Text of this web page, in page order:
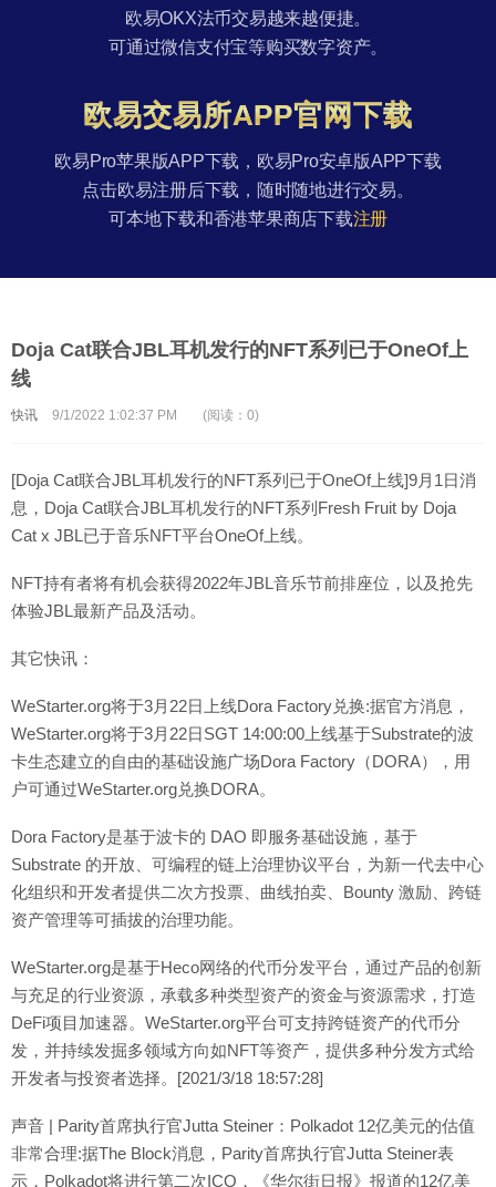
欧易OKX法币交易越来越便捷。
可通过微信支付宝等购买数字资产。
欧易交易所APP官网下载
欧易Pro苹果版APP下载，欧易Pro安卓版APP下载
点击欧易注册后下载，随时随地进行交易。
可本地下载和香港苹果商店下载注册
Doja Cat联合JBL耳机发行的NFT系列已于OneOf上
线
快讯 9/1/2022 1:02:37 PM (阅读：0)
[Doja Cat联合JBL耳机发行的NFT系列已于OneOf上线]9月1日消
息，Doja Cat联合JBL耳机发行的NFT系列Fresh Fruit by Doja
Cat x JBL已于音乐NFT平台OneOf上线。
NFT持有者将有机会获得2022年JBL音乐节前排座位，以及抢先
体验JBL最新产品及活动。
其它快讯：
WeStarter.org将于3月22日上线Dora Factory兑换:据官方消息，
WeStarter.org将于3月22日SGT 14:00:00上线基于Substrate的波
卡生态建立的自由的基础设施广场Dora Factory（DORA），用
户可通过WeStarter.org兑换DORA。
Dora Factory是基于波卡的 DAO 即服务基础设施，基于
Substrate 的开放、可编程的链上治理协议平台，为新一代去中心
化组织和开发者提供二次方投票、曲线拍卖、Bounty 激励、跨链
资产管理等可插拔的治理功能。
WeStarter.org是基于Heco网络的代币分发平台，通过产品的创新
与充足的行业资源，承载多种类型资产的资金与资源需求，打造
DeFi项目加速器。WeStarter.org平台可支持跨链资产的代币分
发，并持续发掘多领域方向如NFT等资产，提供多种分发方式给
开发者与投资者选择。[2021/3/18 18:57:28]
声音 | Parity首席执行官Jutta Steiner：Polkadot 12亿美元的估值
非常合理:据The Block消息，Parity首席执行官Jutta Steiner表
示，Polkadot将进行第二次ICO，《华尔街日报》报道的12亿美